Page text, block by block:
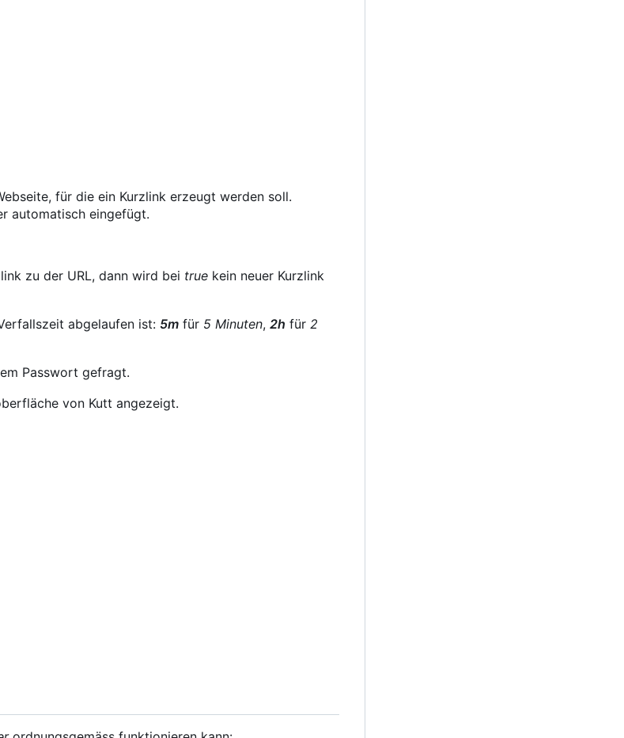
für die ein Kurzlink erzeugt werden soll.
automatisch eingefügt.
zu der URL, dann wird bei true kein neuer Kurzlink
abgelaufen ist: 5m für 5 Minuten, 2h für 2
Passwort gefragt.
von Kutt angezeigt.